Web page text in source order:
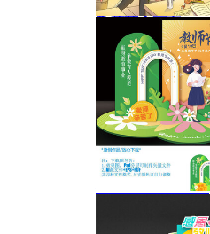
教师节主画面
教师节给老师送花